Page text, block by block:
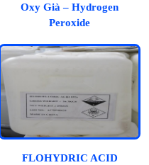
Oxy Già – Hydrogen
Peroxide
FLOHYDRIC ACID